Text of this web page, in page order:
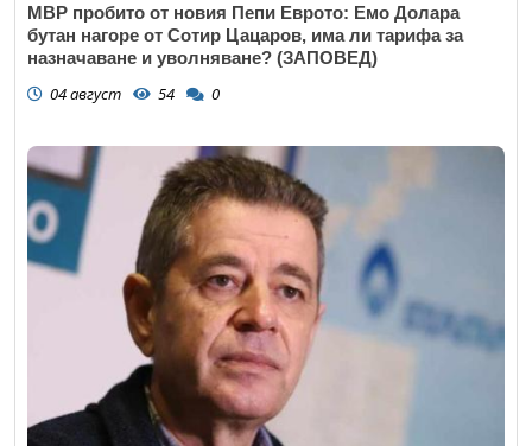
МВР пробито от новия Пепи Еврото: Емо Долара
бутан нагоре от Сотир Цацаров, има ли тарифа за
назначаване и уволняване? (ЗАПОВЕД)
04 август 54 0